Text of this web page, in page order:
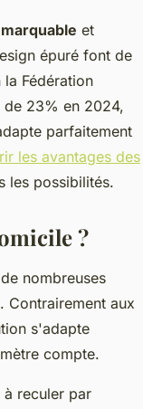
et
épuré font de
Fédération
de 23% en 2024,
parfaitement
les avantages des
les possibilités.
?
nombreuses
Contrairement aux
s'adapte
compte.
à reculer par